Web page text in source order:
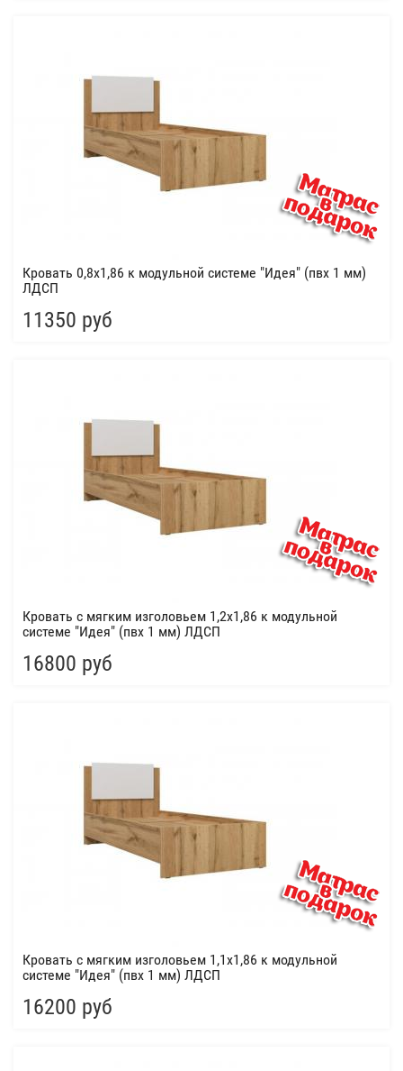
Кровать 0,8х1,86 к модульной системе "Идея" (пвх 1 мм)
ЛДСП
11350 руб
Кровать с мягким изголовьем 1,2х1,86 к модульной
системе "Идея" (пвх 1 мм) ЛДСП
16800 руб
Кровать с мягким изголовьем 1,1х1,86 к модульной
системе "Идея" (пвх 1 мм) ЛДСП
16200 руб